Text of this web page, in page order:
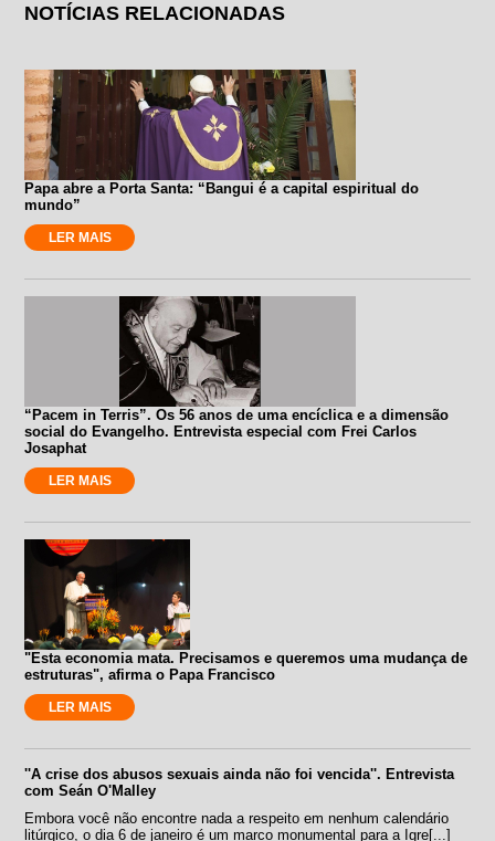
NOTÍCIAS RELACIONADAS
Papa abre a Porta Santa: “Bangui é a capital espiritual do
mundo”
LER MAIS
“Pacem in Terris”. Os 56 anos de uma encíclica e a dimensão
social do Evangelho. Entrevista especial com Frei Carlos
Josaphat
LER MAIS
"Esta economia mata. Precisamos e queremos uma mudança de
estruturas", afirma o Papa Francisco
LER MAIS
''A crise dos abusos sexuais ainda não foi vencida''. Entrevista
com Seán O'Malley
Embora você não encontre nada a respeito em nenhum calendário
litúrgico, o dia 6 de janeiro é um marco monumental para a Igre[...]